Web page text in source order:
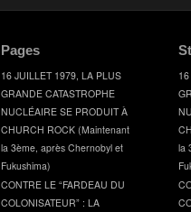
Pages
16 JUILLET 1979, LA PLUS
GRANDE CATASTROPHE
NUCLÉAIRE SE PRODUIT À
CHURCH ROCK (Maintenant
la 3ème, après Chernobyl et
Fukushima)
CONTRE LE “FARDEAU DU
COLONISATEUR” : LA
la